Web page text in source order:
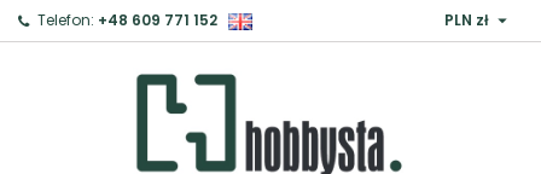
Telefon: +48 609 771 152 PLN zł 